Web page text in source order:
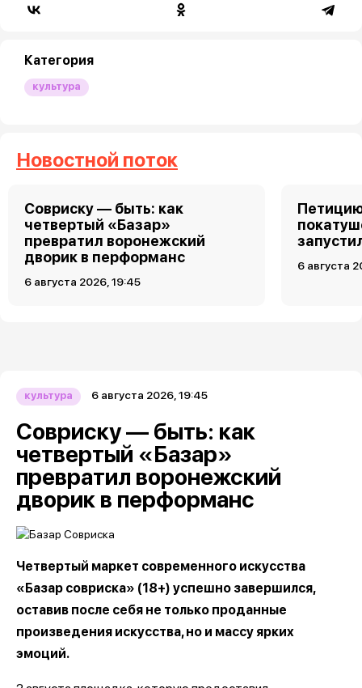
Категория
культура
Новостной поток
Совриску — быть: как
четвертый «Базар»
превратил воронежский
дворик в перформанс
6 августа 2026, 19:45
6 августа
культура 6 августа 2026, 19:45
Совриску — быть: как
четвертый «Базар»
превратил воронежский
дворик в перформанс
Четвертый маркет современного искусства
«Базар совриска» (18+) успешно завершился,
оставив после себя не только проданные
произведения искусства, но и массу ярких
эмоций.